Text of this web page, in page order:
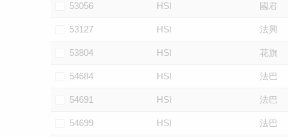
53056 HSI 國君
53127 HSI 法興
53804 HSI 花旗
54684 HSI 法巴
54691 HSI 法巴
54699 HSI 法巴